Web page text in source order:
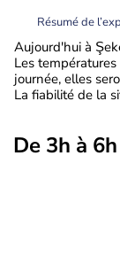
Résumé de
Aujourd'hui à
Les
journée, elles
La fiabilité de la
De 3h à 6h